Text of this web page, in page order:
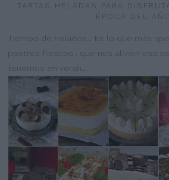
TARTAS HELADAS PARA
ÉPOCA DEL AÑO
Tiempo de helados... Es lo que más
postres frescos , que nos alivien esa
tenemos en veran...